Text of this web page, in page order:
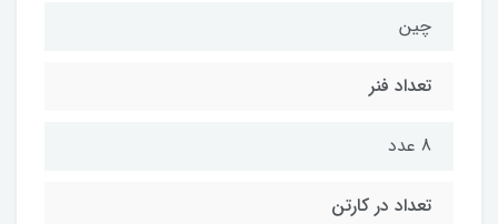
چین
تعداد فنر
8 عدد
تعداد در کارتن